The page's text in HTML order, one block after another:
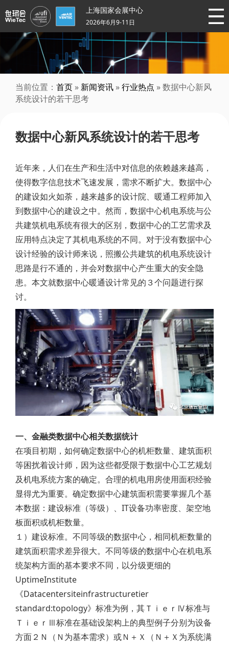
上海国家会展中心
2026年6月9-11日
当前位置： 首页 » 新闻资讯 »行业热点 » 数据中心新风
系统设计的若干思考
数据中心新风系统设计的若干思考
近年来，人们在生产和生活中对信息的依赖越来越高，
使得数字信息技术飞速发展，需求不断扩大。数据中心
的建设如火如荼，越来越多的设计院、暖通工程师加入
到数据中心的建设之中。然而，数据中心机电系统与公
共建筑机电系统有很大的区别，数据中心的工艺需求及
应用特点决定了其机电系统的不同。对于没有数据中心
设计经验的设计师来说，照搬公共建筑的机电系统设计
思路是行不通的，并会对数据中心产生重大的安全隐
患。本文就数据中心暖通设计常见的３个问题进行探
讨。
一、金融类数据中心相关数据统计
在项目初期，如何确定数据中心的机柜数量、建筑面积
等困扰着设计师，因为这些都受限于数据中心工艺规划
及机电系统方案的确定。合理的机电用房使用面积经验
显得尤为重要。确定数据中心建筑面积需要掌握几个基
本数据：建设标准（等级）、IT设备功率密度、架空地
板面积或机柜数量。
１）建设标准。不同等级的数据中心，相同机柜数量的
建筑面积需求差异很大。不同等级的数据中心在机电系
统架构方面的基本要求不同，以分级更细的
UptimeInstitute
《Datacentersiteinfrastructuretier
standard:topology》标准为例，其ＴｉｅｒⅣ标准与
ＴｉｅｒⅢ标准在基础设架构上的典型例子分别为设备
方面２Ｎ（Ｎ为基本需求）或Ｎ＋Ｘ（Ｎ＋Ｘ为系统满